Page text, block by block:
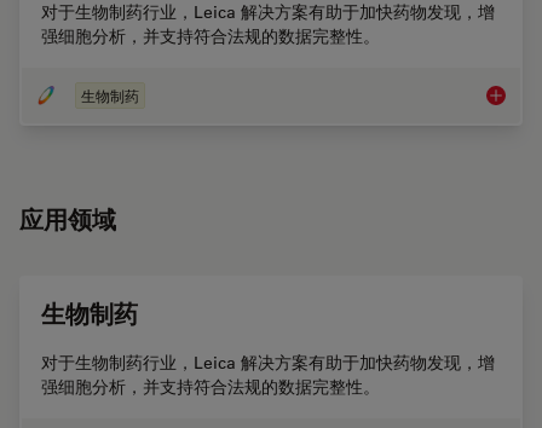
对于生物制药行业，Leica 解决方案有助于加快药物发现，增
强细胞分析，并支持符合法规的数据完整性。
生物制药 生物制
应用领域
生物制药
对于生物制药行业，Leica 解决方案有助于加快药物发现，增
强细胞分析，并支持符合法规的数据完整性。